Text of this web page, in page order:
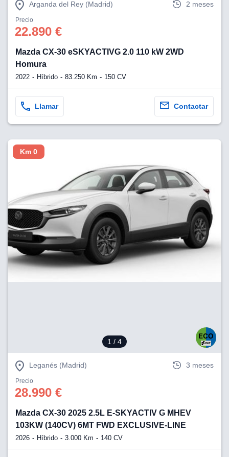
Arganda del Rey (Madrid) 2 meses
Precio
22.890 €
Mazda CX-30 eSKYACTIVG 2.0 110 kW 2WD
Homura
2022 Híbrido 83.250 Km 150 CV
Llamar Contactar
1 / 4
Km 0
Leganés (Madrid) 3 meses
Precio
28.990 €
Mazda CX-30 2025 2.5L E-SKYACTIV G MHEV
103KW (140CV) 6MT FWD EXCLUSIVE-LINE
2026 Híbrido 3.000 Km 140 CV